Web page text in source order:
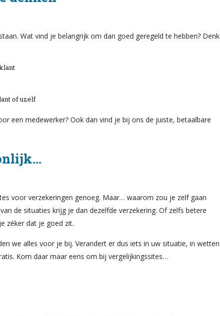
Wat vind je belangrijk om dan goed geregeld te hebben? Denk
of uzelf
een medewerker? Ook dan vind je bij ons de juiste, betaalbare
voor verzekeringen genoeg. Maar… waarom zou je zelf gaan
de situaties krijg je dan dezelfde verzekering. Of zelfs betere
zéker dat je goed zit.
we alles voor je bij. Verandert er dus iets in uw situatie, in wetten
Kom daar maar eens om bij vergelijkingssites…